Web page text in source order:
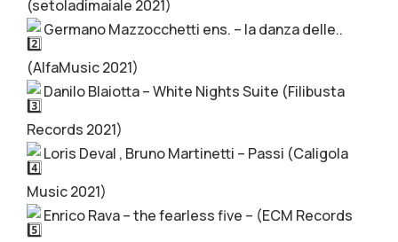
(setoladimaiale 2021)
Germano Mazzocchetti ens. – la danza delle..
(AlfaMusic 2021)
Danilo Blaiotta – White Nights Suite (Filibusta
Records 2021)
Loris Deval , Bruno Martinetti – Passi (Caligola
Music 2021)
Enrico Rava – the fearless five – (ECM Records